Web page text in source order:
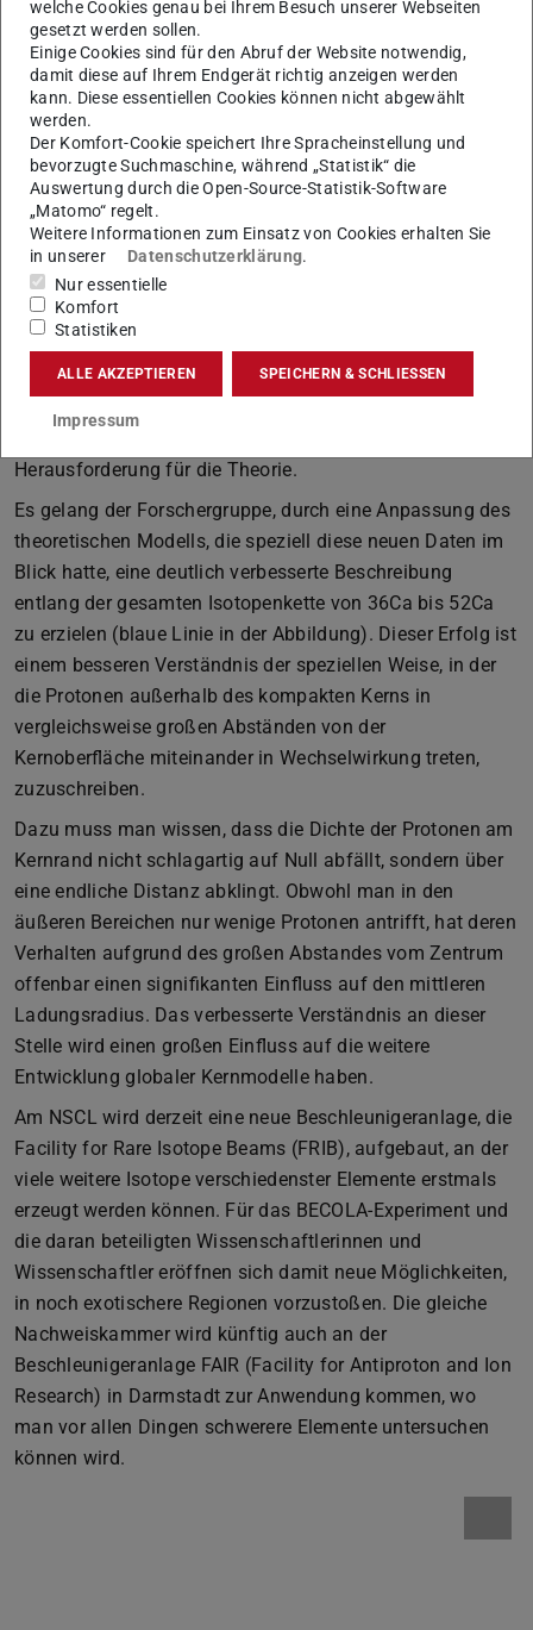
(SFB) 1245 am Institut für Kernphysik der TU Darmstadt
gebaut wurde, war ausschlaggebend für die erfolgreiche
Messung des Ladungsradius des exotischsten der
untersuchten Isotope (36Ca), das mit einer Rate von nur
50 Atomen pro Sekunde erzeugt wird.
Viel kleiner, als von theoretischer Seite
vorhergesagt
In der
nun in der Zeitschrift „Nature Physics“
publizierten Arbeit
38) erstmals gemessen (rote Quadrate in der Abbildung).
Herausforderung für die Theorie.
Es gelang der Forschergruppe, durch eine Anpassung des
theoretischen Modells, die speziell diese neuen Daten im
Blick hatte, eine deutlich verbesserte Beschreibung
entlang der gesamten Isotopenkette von 36Ca bis 52Ca
zu erzielen (blaue Linie in der Abbildung). Dieser Erfolg ist
einem besseren Verständnis der speziellen Weise, in der
die Protonen außerhalb des kompakten Kerns in
vergleichsweise großen Abständen von der
Kernoberfläche miteinander in Wechselwirkung treten,
zuzuschreiben.
Dazu muss man wissen, dass die Dichte der Protonen am
Kernrand nicht schlagartig auf Null abfällt, sondern über
eine endliche Distanz abklingt. Obwohl man in den
äußeren Bereichen nur wenige Protonen antrifft, hat deren
Verhalten aufgrund des großen Abstandes vom Zentrum
offenbar einen signifikanten Einfluss auf den mittleren
Ladungsradius. Das verbesserte Verständnis an dieser
Stelle wird einen großen Einfluss auf die weitere
Entwicklung globaler Kernmodelle haben.
Am NSCL wird derzeit eine neue Beschleunigeranlage, die
Facility for Rare Isotope Beams (FRIB), aufgebaut, an der
viele weitere Isotope verschiedenster Elemente erstmals
erzeugt werden können. Für das BECOLA-Experiment und
die daran beteiligten Wissenschaftlerinnen und
Wissenschaftler eröffnen sich damit neue Möglichkeiten,
in noch exotischere Regionen vorzustoßen. Die gleiche
Nachweiskammer wird künftig auch an der
Beschleunigeranlage FAIR (Facility for Antiproton and Ion
Research) in Darmstadt zur Anwendung kommen, wo
man vor allen Dingen schwerere Elemente untersuchen
können wird.
welche Cookies genau bei Ihrem Besuch unserer Webseiten
gesetzt werden sollen.
Einige Cookies sind für den Abruf der Website notwendig,
damit diese auf Ihrem Endgerät richtig anzeigen werden
kann. Diese essentiellen Cookies können nicht abgewählt
werden.
Der Komfort-Cookie speichert Ihre Spracheinstellung und
bevorzugte Suchmaschine, während „Statistik“ die
Auswertung durch die Open-Source-Statistik-Software
„Matomo“ regelt.
Weitere Informationen zum Einsatz von Cookies erhalten Sie
in unserer
Datenschutzerklärung.
Nur essentielle
Komfort
Statistiken
ALLE AKZEPTIEREN SPEICHERN & SCHLIESSEN
Impressum